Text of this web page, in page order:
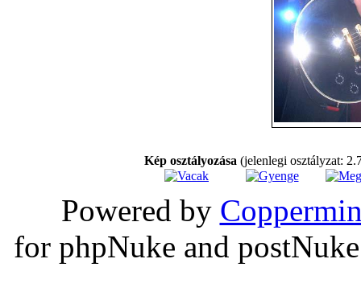
Kép osztályozása (jelenlegi osztályzat:
Powered by
for phpNuke and